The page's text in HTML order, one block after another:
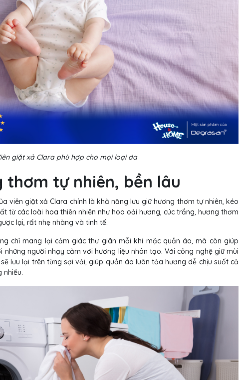
giặt xả Clara phù hợp cho mọi loại da
thơm tự nhiên, bền lâu
viên giặt xả Clara chính là khả năng lưu giữ hương thơm tự nhiên, kéo
từ các loài hoa thiên nhiên như hoa oải hương, cúc trắng, hương thơm
lại, rất nhẹ nhàng và tinh tế.
chỉ mang lại cảm giác thư giãn mỗi khi mặc quần áo, mà còn giúp
người nhạy cảm với hương liệu nhân tạo. Với công nghệ giữ mùi
lưu lại trên từng sợi vải, giúp quần áo luôn tỏa hương dễ chịu suốt cả
nhiều.